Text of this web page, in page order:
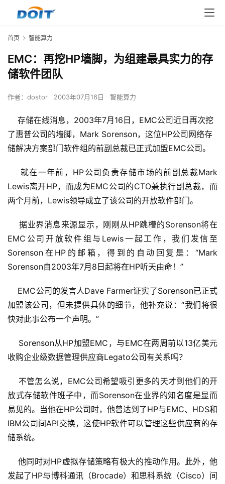
首页 智能算力
EMC：再挖HP墙脚，为组建最具实力的存
储软件团队
作者： dostor 2003年07月16日 智能算力
存储在线消息，2003年7月16日，EMC公司近日再次挖
了惠普公司的墙脚，Mark Sorenson，这位HP公司网络存
储解决方案部门软件组的前副总裁已正式加盟EMC公司。
就在一年前，HP公司负责存储市场的前副总裁Mark
Lewis离开HP，而成为EMC公司的CTO兼执行副总裁，而
两个月前，Lewis领导成立了该公司的开放软件部门。
据业界消息来源显示，刚刚从HP跳槽的Sorenson将在
EMC公司开放软件组与Lewis一起工作，我们发信至
Sorenson在HP的邮箱，得到的自动回复是：“Mark
Sorenson自2003年7月8日起将在HP听天由命！”
EMC公司的发言人Dave Farmer证实了Sorenson已正式
加盟该公司，但未提供具体的细节，他补充说：“我们将很
快对此事公布一个声明。”
Sorenson从HP加盟EMC，与EMC在两周前以13亿美元
收购企业级数据管理供应商Legato公司有关系吗？
不管怎么说，EMC公司希望吸引更多的天才到他们的开
放式存储软件班子中，而Sorenson在业界的知名度是显而
易见的。当他在HP公司时，他曾达到了HP与EMC、HDS和
IBM公司间API交换，这使HP软件可以管理这些供应商的存
储系统。
他同时对HP虚拟存储策略有极大的推动作用。此外，他
发起了HP与博科通讯（Brocade）和思科系统（Cisco）间